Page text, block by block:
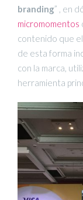
branding” , en
micromomentos
contenido que
de esta forma
con la marca,
herramienta